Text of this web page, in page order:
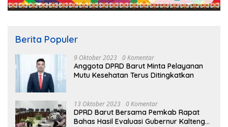
Berita Populer
9 Oktober 2023 0 Komentar
Anggota DPRD Barut Minta Pelayanan
Mutu Kesehatan Terus Ditingkatkan
13 Oktober 2023 0 Komentar
DPRD Barut Bersama Pemkab Rapat
Bahas Hasil Evaluasi Gubernur Kalteng